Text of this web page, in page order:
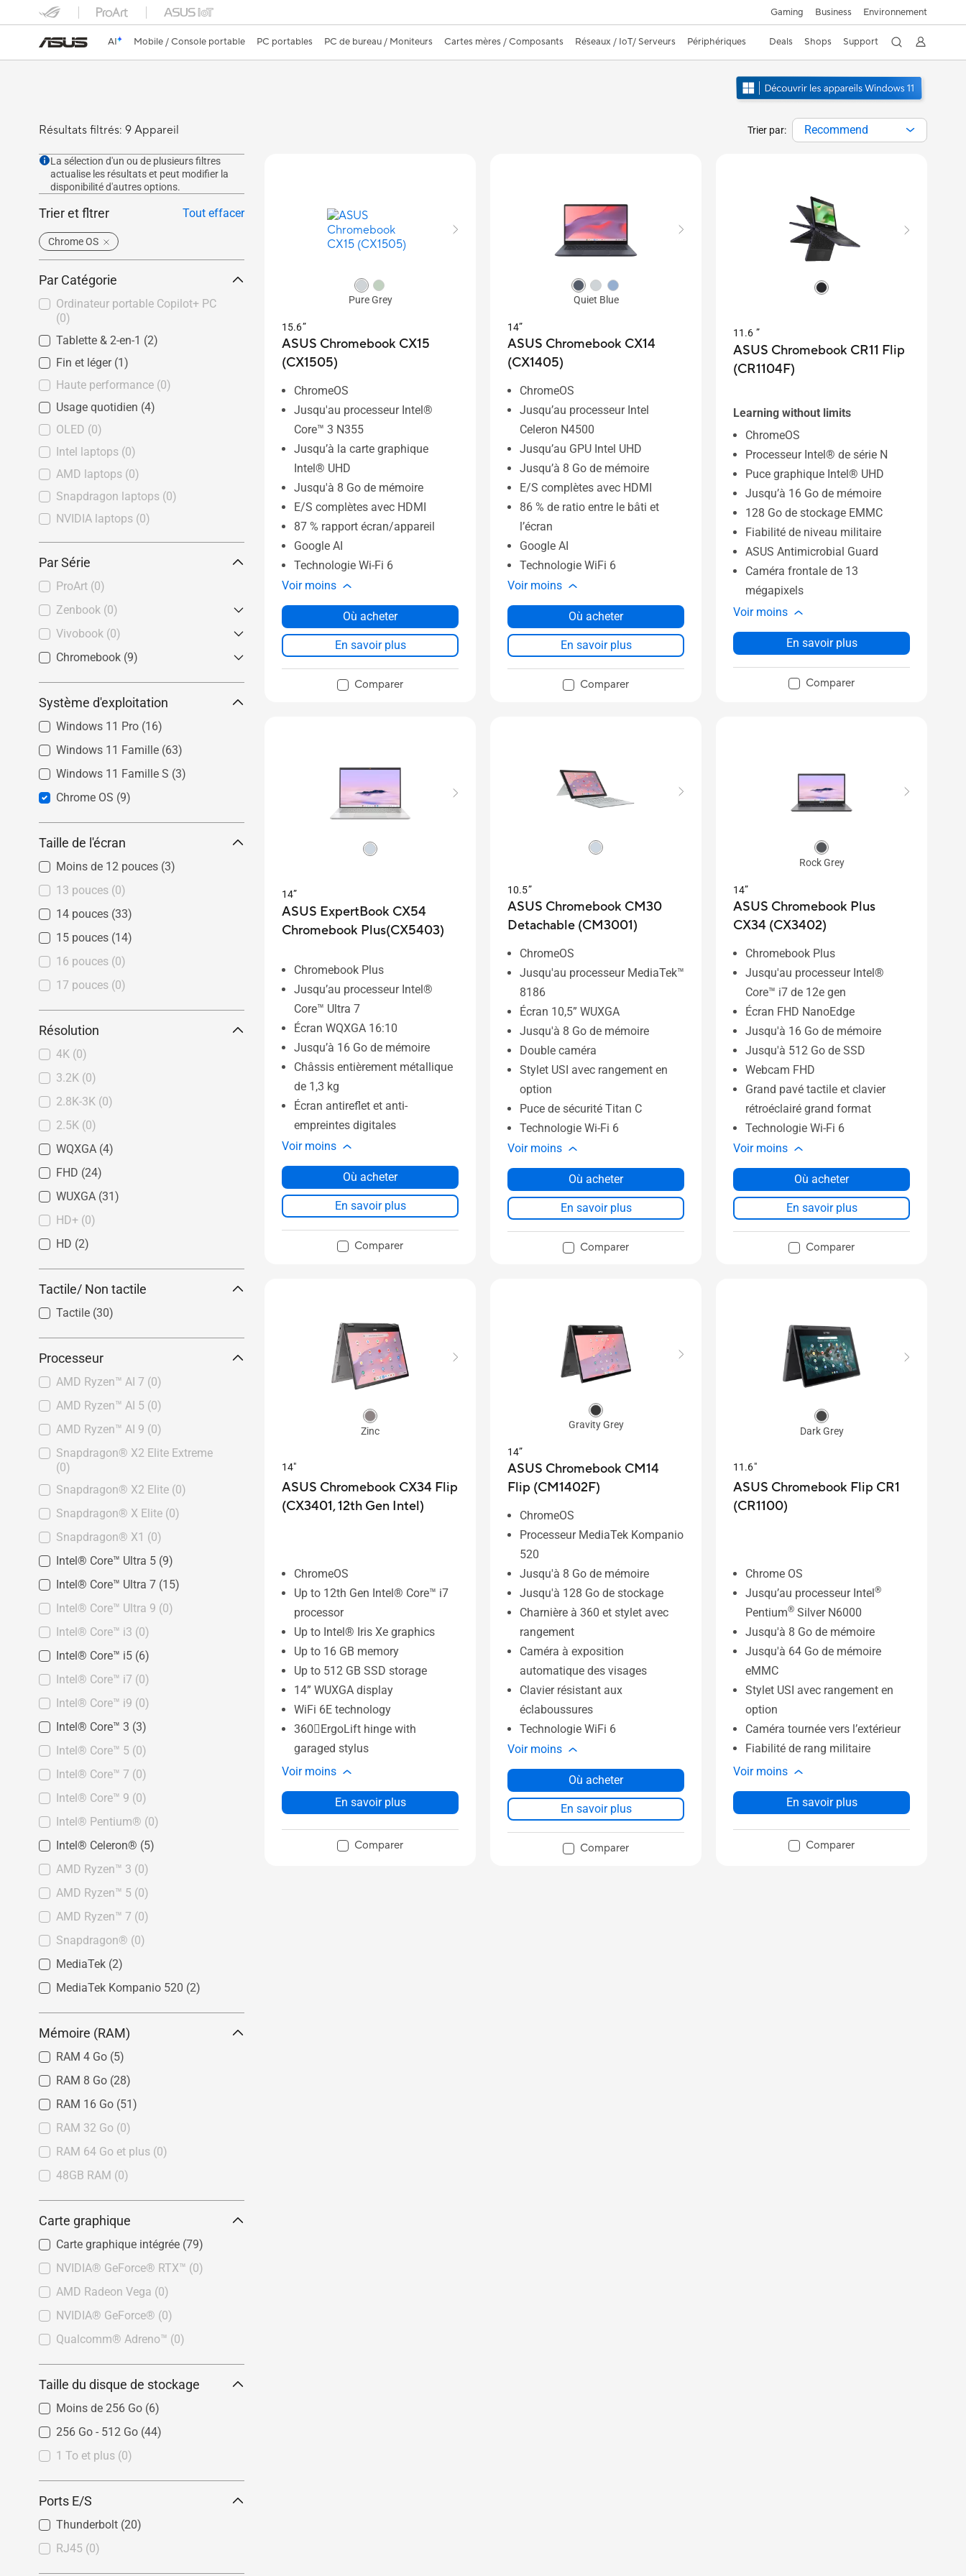
Gaming Business Environnement
AI Mobile / Console portable PC portables PC de bureau / Moniteurs Cartes mères / Composants Réseaux / IoT/ Serveurs Périphériques Deals Shops Support
Résultats filtrés: 9 Appareil Trier par: Recommend
La sélection d'un ou de plusieurs filtres
actualise les résultats et peut modifier la
disponibilité d'autres options.
Trier et fltrer Tout effacer
Chrome OS
Par Catégorie
Ordinateur portable Copilot+ PC
(0)
Tablette & 2-en-1 (2)
Fin et léger (1)
Haute performance (0)
Usage quotidien (4)
OLED (0)
Intel laptops (0)
AMD laptops (0)
Snapdragon laptops (0)
NVIDIA laptops (0)
Par Série
ProArt (0)
Zenbook (0)
Zenbook Pro
Zenbook S(0)
Zenbook Flip(0)
Zenbook Duo (0)
Vivobook (0)
Vivobook Pro
Vivobook S(0)
Vivobook(0)
Vivobook Flip (0)
Vivobook Slate(0)
Chromebook (9)
Chromebook(5)
Chromebook Plus(2)
Chromebook Flip(3)
Système d'exploitation
Windows 11 Pro (16)
Windows 11 Famille (63)
Windows 11 Famille S (3)
Chrome OS (9)
Taille de l'écran
Moins de 12 pouces (3)
13 pouces (0)
14 pouces (33)
15 pouces (14)
16 pouces (0)
17 pouces (0)
Résolution
4K (0)
3.2K (0)
2.8K-3K (0)
2.5K (0)
WQXGA (4)
FHD (24)
WUXGA (31)
HD+ (0)
HD (2)
Tactile/ Non tactile
Tactile (30)
Processeur
AMD Ryzen™ AI 7 (0)
AMD Ryzen™ AI 5 (0)
AMD Ryzen™ AI 9 (0)
Snapdragon® X2 Elite Extreme
(0)
Snapdragon® X2 Elite (0)
Snapdragon® X Elite (0)
Snapdragon® X1 (0)
Intel® Core™ Ultra 5 (9)
Intel® Core™ Ultra 7 (15)
Intel® Core™ Ultra 9 (0)
Intel® Core™ i3 (0)
Intel® Core™ i5 (6)
Intel® Core™ i7 (0)
Intel® Core™ i9 (0)
Intel® Core™ 3 (3)
Intel® Core™ 5 (0)
Intel® Core™ 7 (0)
Intel® Core™ 9 (0)
Intel® Pentium® (0)
Intel® Celeron® (5)
AMD Ryzen™ 3 (0)
AMD Ryzen™ 5 (0)
AMD Ryzen™ 7 (0)
Snapdragon® (0)
MediaTek (2)
MediaTek Kompanio 520 (2)
Mémoire (RAM)
RAM 4 Go (5)
RAM 8 Go (28)
RAM 16 Go (51)
RAM 32 Go (0)
RAM 64 Go et plus (0)
48GB RAM (0)
Carte graphique
Carte graphique intégrée (79)
NVIDIA® GeForce® RTX™ (0)
AMD Radeon Vega (0)
NVIDIA® GeForce® (0)
Qualcomm® Adreno™ (0)
Taille du disque de stockage
Moins de 256 Go (6)
256 Go - 512 Go (44)
1 To et plus (0)
Ports E/S
Thunderbolt (20)
RJ45 (0)
Pure Grey
15.6”
ASUS Chromebook CX15
(CX1505)
ChromeOS
Jusqu'au processeur Intel®
Core™ 3 N355
Jusqu’à la carte graphique
Intel® UHD
Jusqu'à 8 Go de mémoire
E/S complètes avec HDMI
87 % rapport écran/appareil
Google AI
Technologie Wi-Fi 6
Voir moins
Où acheter
En savoir plus
Comparer
Quiet Blue
14”
ASUS Chromebook CX14
(CX1405)
ChromeOS
Jusqu’au processeur Intel
Celeron N4500
Jusqu’au GPU Intel UHD
Jusqu’à 8 Go de mémoire
E/S complètes avec HDMI
86 % de ratio entre le bâti et
l’écran
Google AI
Technologie WiFi 6
Voir moins
Où acheter
En savoir plus
Comparer
11.6 ”
ASUS Chromebook CR11 Flip
(CR1104F)
Learning without limits
ChromeOS
Processeur Intel® de série N
Puce graphique Intel® UHD
Jusqu’à 16 Go de mémoire
128 Go de stockage EMMC
Fiabilité de niveau militaire
ASUS Antimicrobial Guard
Caméra frontale de 13
mégapixels
Voir moins
En savoir plus
Comparer
14”
ASUS ExpertBook CX54
Chromebook Plus(CX5403)
Chromebook Plus
Jusqu’au processeur Intel®
Core™ Ultra 7
Écran WQXGA 16:10
Jusqu’à 16 Go de mémoire
Châssis entièrement métallique
de 1,3 kg
Écran antireflet et anti-
empreintes digitales
Voir moins
Où acheter
En savoir plus
Comparer
10.5”
ASUS Chromebook CM30
Detachable (CM3001)
ChromeOS
Jusqu'au processeur MediaTek™
8186
Écran 10,5” WUXGA
Jusqu'à 8 Go de mémoire
Double caméra
Stylet USI avec rangement en
option
Puce de sécurité Titan C
Technologie Wi-Fi 6
Voir moins
Où acheter
En savoir plus
Comparer
Rock Grey
14”
ASUS Chromebook Plus
CX34 (CX3402)
Chromebook Plus
Jusqu'au processeur Intel®
Core™ i7 de 12e gen
Écran FHD NanoEdge
Jusqu'à 16 Go de mémoire
Jusqu'à 512 Go de SSD
Webcam FHD
Grand pavé tactile et clavier
rétroéclairé grand format
Technologie Wi-Fi 6
Voir moins
Où acheter
En savoir plus
Comparer
Zinc
14"
ASUS Chromebook CX34 Flip
(CX3401, 12th Gen Intel)
ChromeOS
Up to 12th Gen Intel® Core™ i7
processor
Up to Intel® Iris Xe graphics
Up to 16 GB memory
Up to 512 GB SSD storage
14” WUXGA display
WiFi 6E technology
360〫ErgoLift hinge with
garaged stylus
Voir moins
En savoir plus
Comparer
Gravity Grey
14”
ASUS Chromebook CM14
Flip (CM1402F)
ChromeOS
Processeur MediaTek Kompanio
520
Jusqu'à 8 Go de mémoire
Jusqu'à 128 Go de stockage
Charnière à 360 et stylet avec
rangement
Caméra à exposition
automatique des visages
Clavier résistant aux
éclaboussures
Technologie WiFi 6
Voir moins
Où acheter
En savoir plus
Comparer
Dark Grey
11.6"
ASUS Chromebook Flip CR1
(CR1100)
Chrome OS
Jusqu’au processeur Intel®
Pentium® Silver N6000
Jusqu'à 8 Go de mémoire
Jusqu'à 64 Go de mémoire
eMMC
Stylet USI avec rangement en
option
Caméra tournée vers l’extérieur
Fiabilité de rang militaire
Voir moins
En savoir plus
Comparer